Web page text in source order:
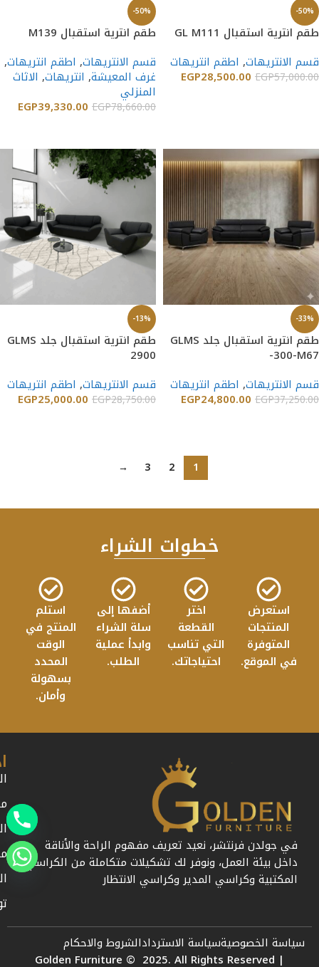
-50%
طقم انترية استقبال GL M111
قسم الانتريهات, اطقم انتريهات
EGP57,000.00
EGP28,500.00
-50%
طقم انترية استقبال M139
قسم الانتريهات, اطقم انتريهات,
غرف المعيشة, انتريهات, الاثاث
المنزلي
EGP78,660.00
EGP39,330.00
-33%
طقم انترية استقبال جلد GLMS
-300-M67
قسم الانتريهات, اطقم انتريهات
EGP37,250.00
EGP24,800.00
-13%
طقم انترية استقبال جلد GLMS
2900
قسم الانتريهات, اطقم انتريهات
EGP28,750.00
EGP25,000.00
1
2
3
→
خطوات الشراء
استعرض
المنتجات
المتوفرة
في الموقع.
اختر
القطعة
التي تناسب
احتياجاتك.
أضفها إلى
سلة الشراء
وابدأ عملية
الطلب.
استلم
المنتج في
الوقت
المحدد
بسهولة
وأمان.
في جولدن فرنتشر، نعيد تعريف مفهوم الراحة والأناقة
داخل بيئة العمل، ونوفر لك تشكيلات متكاملة من الكراسي
المكتبية وكراسي المدير وكراسي الانتظار
Golden Furniture © 2025. All Rights Reserved |
سياسة الخصوصيةسياسة الاستردادالشروط والاحكام